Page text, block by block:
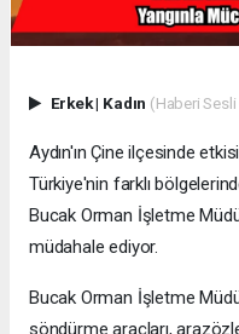
Erkek| Kadın (Haberi
Aydın'ın Çine ilçesinde
Türkiye'nin farklı
Bucak Orman İşletme
müdahale ediyor.
Bucak Orman İşletme
söndürme araçları,